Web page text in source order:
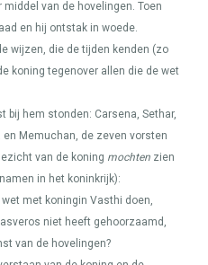
van de hovelingen. Toen
en hij ontstak in woede.
wijzen, die de tijden kenden (zo
koning tegenover allen die de wet
bij hem stonden: Carsena, Sethar,
Memuchan, de zeven vorsten
van de koning mochten zien
in het koninkrijk):
met koningin Vasthi doen,
niet heeft gehoorzaamd,
van de hovelingen?